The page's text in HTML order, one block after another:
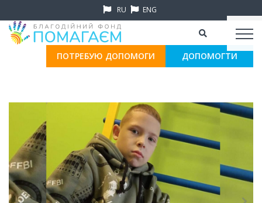
RU ENG
ПОТРЕБУЮ ДОПОМОГИ ДОПОМОГТИ